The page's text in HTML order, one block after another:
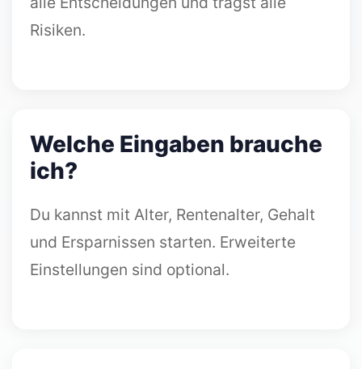
Risiken.
Welche Eingaben brauche
ich?
Du kannst mit Alter, Rentenalter, Gehalt
und Ersparnissen starten. Erweiterte
Einstellungen sind optional.